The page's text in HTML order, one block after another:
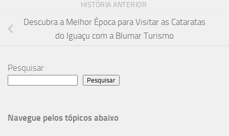
HISTÓRIA ANTERIOR
Descubra a Melhor Época para Visitar as Cataratas
do Iguaçu com a Blumar Turismo
Pesquisar
Pesquisar
Navegue pelos tópicos abaixo